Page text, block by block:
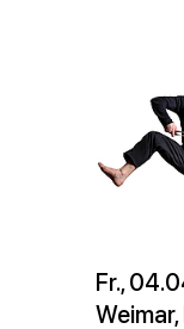
Fr.,